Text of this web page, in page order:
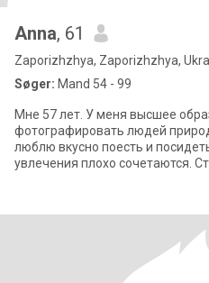
Anna, 61
Zaporizhzhya, Zaporizhzhya,
Søger: Mand 54 - 99
Мне 57 лет. У меня высшее
фотографировать людей
люблю вкусно поесть и
увлечения плохо сочетаются.